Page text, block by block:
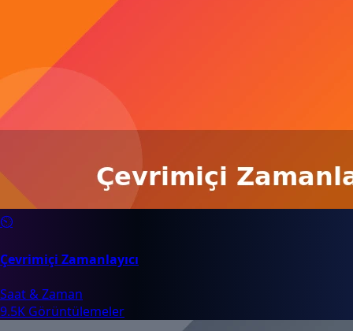
⏲️
Çevrimiçi Zamanlayıcı
Saat & Zaman
9.5K Görüntülemeler